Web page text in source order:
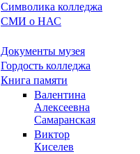
Символика колледжа
СМИ о НАС
Документы музея
Гордость колледжа
Книга памяти
Валентина
Алексеевна
Самаранская
Виктор
Киселев